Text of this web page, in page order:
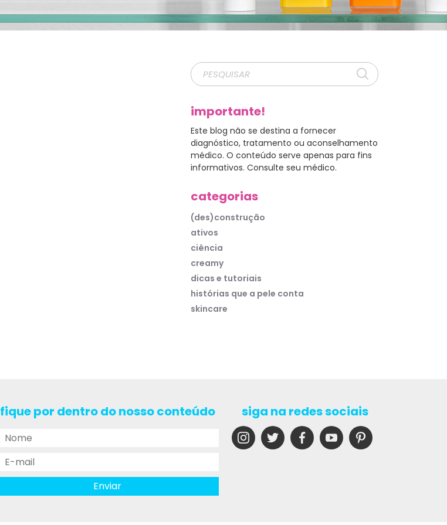
importante!
Este blog não se destina a fornecer
diagnóstico, tratamento ou aconselhamento
médico. O conteúdo serve apenas para fins
informativos. Consulte seu médico.
categorias
(des)construção
ativos
ciência
creamy
dicas e tutoriais
histórias que a pele conta
skincare
fique por dentro do nosso conteúdo siga na redes sociais